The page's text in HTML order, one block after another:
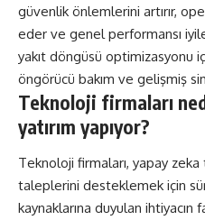
güvenlik önlemlerini artırır,
eder ve genel performansı
yakıt döngüsü optimizasyonu
öngörücü bakım ve gelişmiş
Teknoloji firmaları
yatırım yapıyor?
Teknoloji firmaları, yapay
taleplerini desteklemek için
kaynaklarına duyulan ihtiyacın